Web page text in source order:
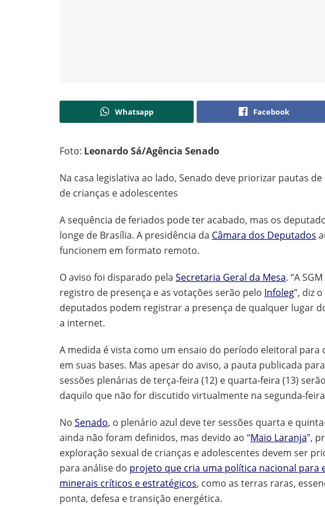
Whatsapp Facebook
Foto: Leonardo Sá/Agência Senado
Na casa legislativa ao lado, Senado deve priorizar pautas
de crianças e adolescentes
A sequência de feriados pode ter acabado, mas os
longe de Brasília. A presidência da Câmara dos Deputados
funcionem em formato remoto.
O aviso foi disparado pela Secretaria Geral da Mesa. “A
registro de presença e as votações serão pelo Infoleg”, diz
deputados podem registrar a presença de qualquer lugar
a internet.
A medida é vista como um ensaio do período eleitoral
em suas bases. Mas apesar do aviso, a pauta publicada
sessões plenárias de terça-feira (12) e quarta-feira (13)
daquilo que não for discutido virtualmente na segunda-feira
No Senado, o plenário azul deve ter sessões quarta e
ainda não foram definidos, mas devido ao “Maio Laranja”,
exploração sexual de crianças e adolescentes devem ser
para análise do projeto que cria uma política nacional para
minerais críticos e estratégicos, como as terras raras,
ponta, defesa e transição energética.